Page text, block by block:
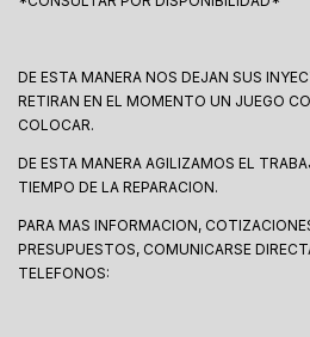
DE ESTA MANERA NOS DEJAN SUS
RETIRAN EN EL MOMENTO UN JUEGO
COLOCAR.
DE ESTA MANERA AGILIZAMOS EL
TIEMPO DE LA REPARACION.
PARA MAS INFORMACION,
PRESUPUESTOS, COMUNICARSE
TELEFONOS: